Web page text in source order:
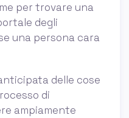
per trovare una
degli
una persona cara
delle cose
di
ampiamente